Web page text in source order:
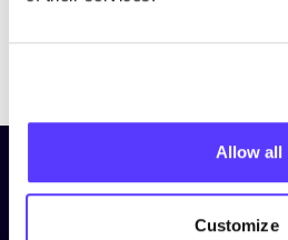
Allow all
Customize
Inscrivez-vous à
d’information et